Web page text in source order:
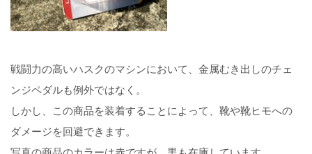
戦闘力の高いハスクのマシンにおいて、金属むき出しのチェ
ンジペダルも例外ではなく。
しかし、この商品を装着することによって、靴や靴ヒモへの
ダメージを回避できます。